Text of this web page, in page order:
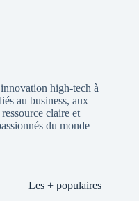
high-tech à
au business, aux
claire et
du monde
Les + populaires